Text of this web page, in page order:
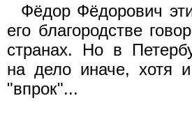
Фёдор Фёдорович
его благородстве
странах. Но в
на дело иначе, хотя
"впрок"...